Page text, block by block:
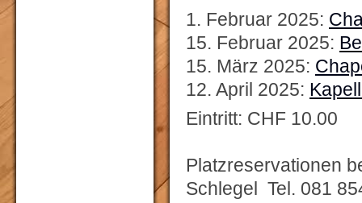
1. Februar 2025:
15. Februar 2025:
15. März 2025:
12. April 2025:
Eintritt: CHF 10.00
Platzreservationen
Schlegel Tel. 081